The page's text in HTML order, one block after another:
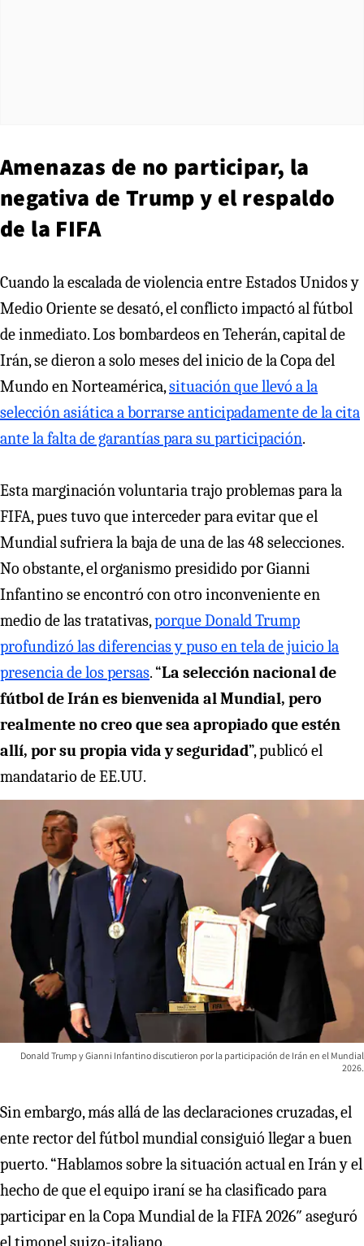
Amenazas de no participar, la
negativa de Trump y el respaldo
de la FIFA
Cuando la escalada de violencia entre Estados Unidos y
Medio Oriente se desató, el conflicto impactó al fútbol
de inmediato. Los bombardeos en Teherán, capital de
Irán, se dieron a solo meses del inicio de la Copa del
Mundo en Norteamérica,situación que llevó a la
selección asiática a borrarse anticipadamente de la cita
ante la falta de garantías para su participación.
Esta marginación voluntaria trajo problemas para la
FIFA, pues tuvo que interceder para evitar que el
Mundial sufriera la baja de una de las 48 selecciones.
No obstante, el organismo presidido por Gianni
Infantino se encontró con otro inconveniente en
medio de las tratativas,porque Donald Trump
profundizó las diferencias y puso en tela de juicio la
presencia de los persas. “La selección nacional de
fútbol de Irán es bienvenida al Mundial, pero
realmente no creo que sea apropiado que estén
allí, por su propia vida y seguridad”, publicó el
mandatario de EE.UU.
Donald Trump y Gianni Infantino discutieron por la participación de Irán en el Mundial
2026.
Sin embargo, más allá de las declaraciones cruzadas, el
ente rector del fútbol mundial consiguió llegar a buen
puerto. “Hablamos sobre la situación actual en Irán y el
hecho de que el equipo iraní se ha clasificado para
participar en la Copa Mundial de la FIFA 2026″ aseguró
el timonel suizo-italiano.